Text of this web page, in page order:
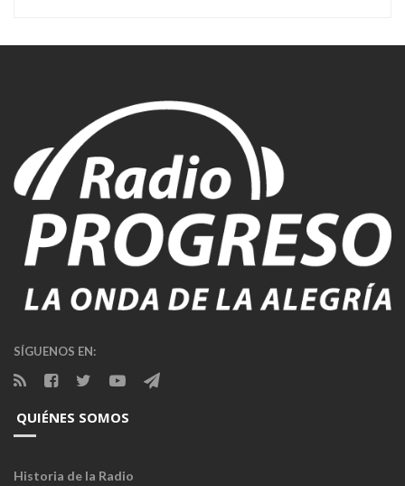
SÍGUENOS EN:
QUIÉNES SOMOS
Historia de la Radio